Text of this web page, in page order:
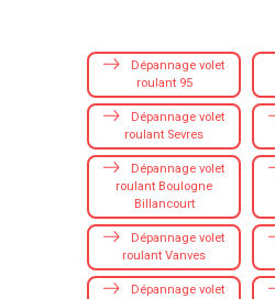
Dépannage volet
roulant 95
Dépannage volet
roulant Sevres
Dépannage volet
roulant Boulogne
Billancourt
Dépannage volet
roulant Vanves
Dépannage volet